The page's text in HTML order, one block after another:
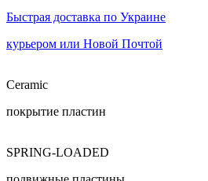
Быстрая доставка по Украине
курьером или Новой Почтой
Ceramic
покрытие пластин
SPRING-LOADED